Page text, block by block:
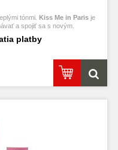
tónmi. Kiss Me in Parisje
a spojiť sa s novým.
platby